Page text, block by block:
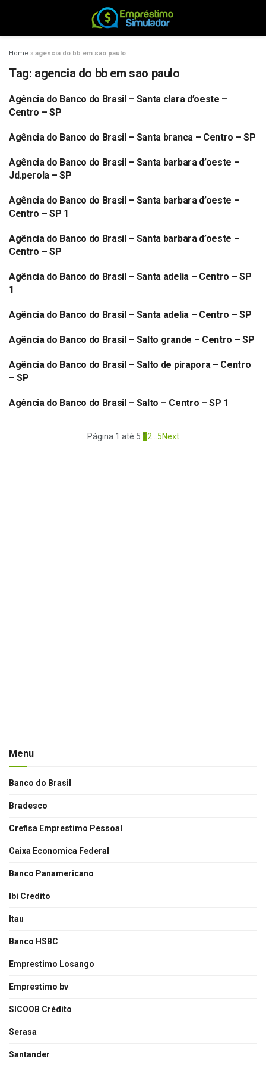
Home » agencia do bb em sao paulo
Tag: agencia do bb em sao paulo
BANCO DO BRASIL
Agência do Banco do Brasil – Santa clara d’oeste –
Centro – SP
BANCO DO BRASIL
Agência do Banco do Brasil – Santa branca – Centro – SP
BANCO DO BRASIL
Agência do Banco do Brasil – Santa barbara d’oeste –
Jd.perola – SP
BANCO DO BRASIL
Agência do Banco do Brasil – Santa barbara d’oeste –
Centro – SP 1
BANCO DO BRASIL
Agência do Banco do Brasil – Santa barbara d’oeste –
Centro – SP
BANCO DO BRASIL
Agência do Banco do Brasil – Santa adelia – Centro – SP
1
BANCO DO BRASIL
Agência do Banco do Brasil – Santa adelia – Centro – SP
BANCO DO BRASIL
Agência do Banco do Brasil – Salto grande – Centro – SP
BANCO DO BRASIL
Agência do Banco do Brasil – Salto de pirapora – Centro
– SP
BANCO DO BRASIL
Agência do Banco do Brasil – Salto – Centro – SP 1
Página 1 até 5 1 2 5Next
Menu
Banco do Brasil
Bradesco
Crefisa Emprestimo Pessoal
Caixa Economica Federal
Banco Panamericano
Ibi Credito
Itau
Banco HSBC
Emprestimo Losango
Emprestimo bv
SICOOB Crédito
Serasa
Santander